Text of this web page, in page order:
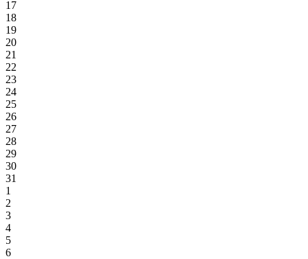
17
18
19
20
21
22
23
24
25
26
27
28
29
30
31
1
2
3
4
5
6